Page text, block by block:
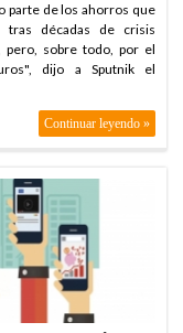
PACTO DE
PACTO DE
PACTO DE
PACTO DE
PACTO DE
PACTO DE
parte de los ahorros que
tras décadas de crisis
pero, sobre todo, por el
dijo a Sputnik el
Continuar leyendo »